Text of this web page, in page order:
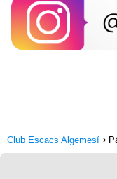
Club Escacs Algemesí